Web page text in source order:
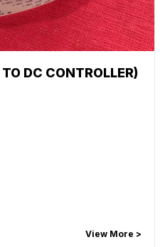
DC CONTROLLER)
View More >